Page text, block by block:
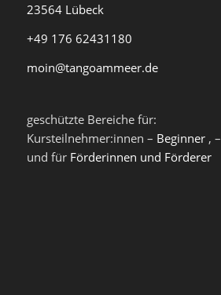
23564 Lübeck
+49 176 62431180
moin@tangoammeer.de
geschützte Bereiche für:
Kursteilnehmer:innen – Beginner, –
und für Förderinnen und Förderer